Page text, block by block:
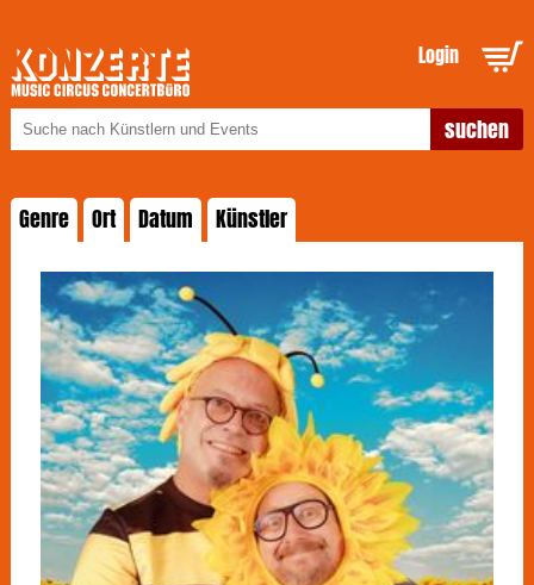
Login
Genre Ort Datum Künstler